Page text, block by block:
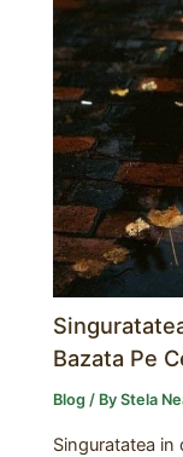
Bazata Pe
Blog / ByStela
Singuratatea